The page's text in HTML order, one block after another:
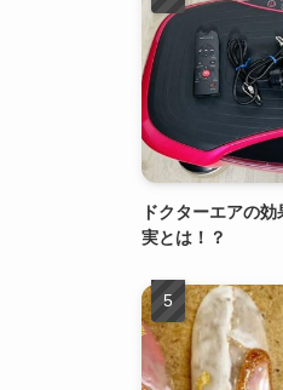
ドクターエアの
実とは！？